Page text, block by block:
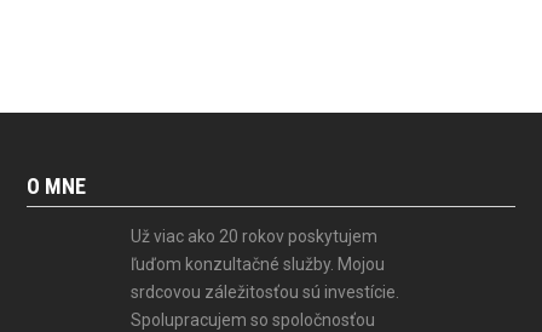
O MNE
Už viac ako 20 rokov poskytujem
ľuďom konzultačné služby. Mojou
srdcovou záležitosťou sú investície.
Spolupracujem so spoločnosťou